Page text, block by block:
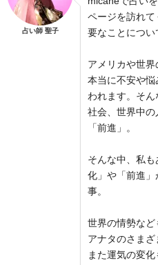
占い師 聖子
ページを訪れ
要なことについ
アメリカや世
本当に不安や悩
われます。そ
社会、世界中
「前進」。
そんな中、私
化」や「前進
事。
世界の情勢など
アナタのさまざ
また運気の変